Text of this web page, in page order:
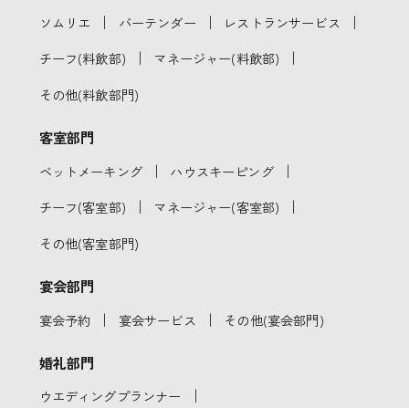
ソムリエ ｜ バーテンダー ｜ レストランサービス ｜
チーフ(料飲部) ｜ マネージャー(料飲部) ｜
その他(料飲部門)
客室部門
ベットメーキング ｜ ハウスキーピング ｜
チーフ(客室部) ｜ マネージャー(客室部) ｜
その他(客室部門)
宴会部門
宴会予約 ｜ 宴会サービス ｜ その他(宴会部門)
婚礼部門
ウエディングプランナー ｜